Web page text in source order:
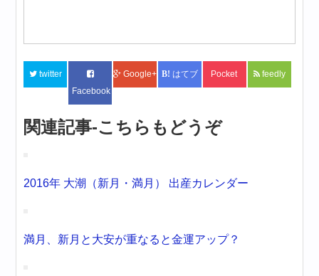
twitter
Facebook
Google+ はてブ Pocket feedly
関連記事-こちらもどうぞ
2016年 大潮（新月・満月） 出産カレンダー
満月、新月と大安が重なると金運アップ？